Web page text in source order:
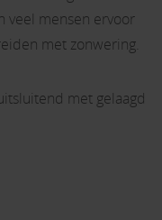
veel mensen ervoor
met zonwering.
met gelaagd